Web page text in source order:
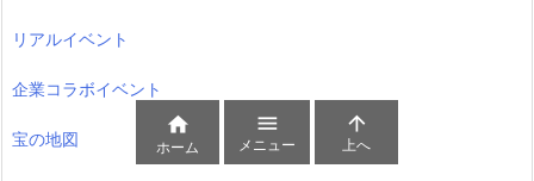
リアルイベント
企業コラボイベント
宝の地図

ホーム

メニュー

上へ